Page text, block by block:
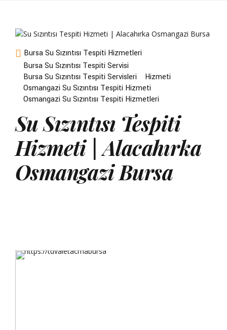
Bursa Su Sızıntısı Tespiti Hizmetleri
Bursa Su Sızıntısı Tespiti Servisi
Bursa Su Sızıntısı Tespiti Servisleri
Hizmeti
Osmangazi Su Sızıntısı Tespiti Hizmeti
Osmangazi Su Sızıntısı Tespiti Hizmetleri
Su Sızıntısı Tespiti
Hizmeti | Alacahırka
Osmangazi Bursa